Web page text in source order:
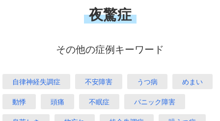
夜驚症
その他の症例キーワード
自律神経失調症 不安障害 うつ病 めまい
動悸 頭痛 不眠症 パニック障害